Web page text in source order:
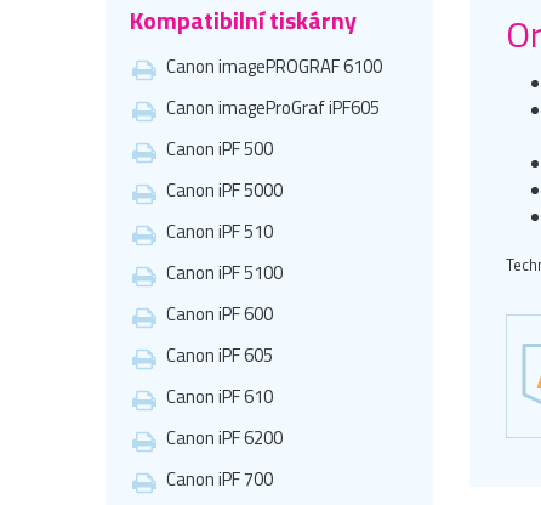
Kompatibilní tiskárny
Canon imagePROGRAF 6100
Canon imageProGraf iPF605
Canon iPF 500
Canon iPF 5000
Canon iPF 510
Canon iPF 5100
Canon iPF 600
Canon iPF 605
Canon iPF 610
Canon iPF 6200
Canon iPF 700